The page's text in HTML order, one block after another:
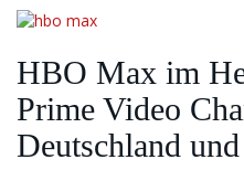
HBO Max im
Prime Video
Deutschland